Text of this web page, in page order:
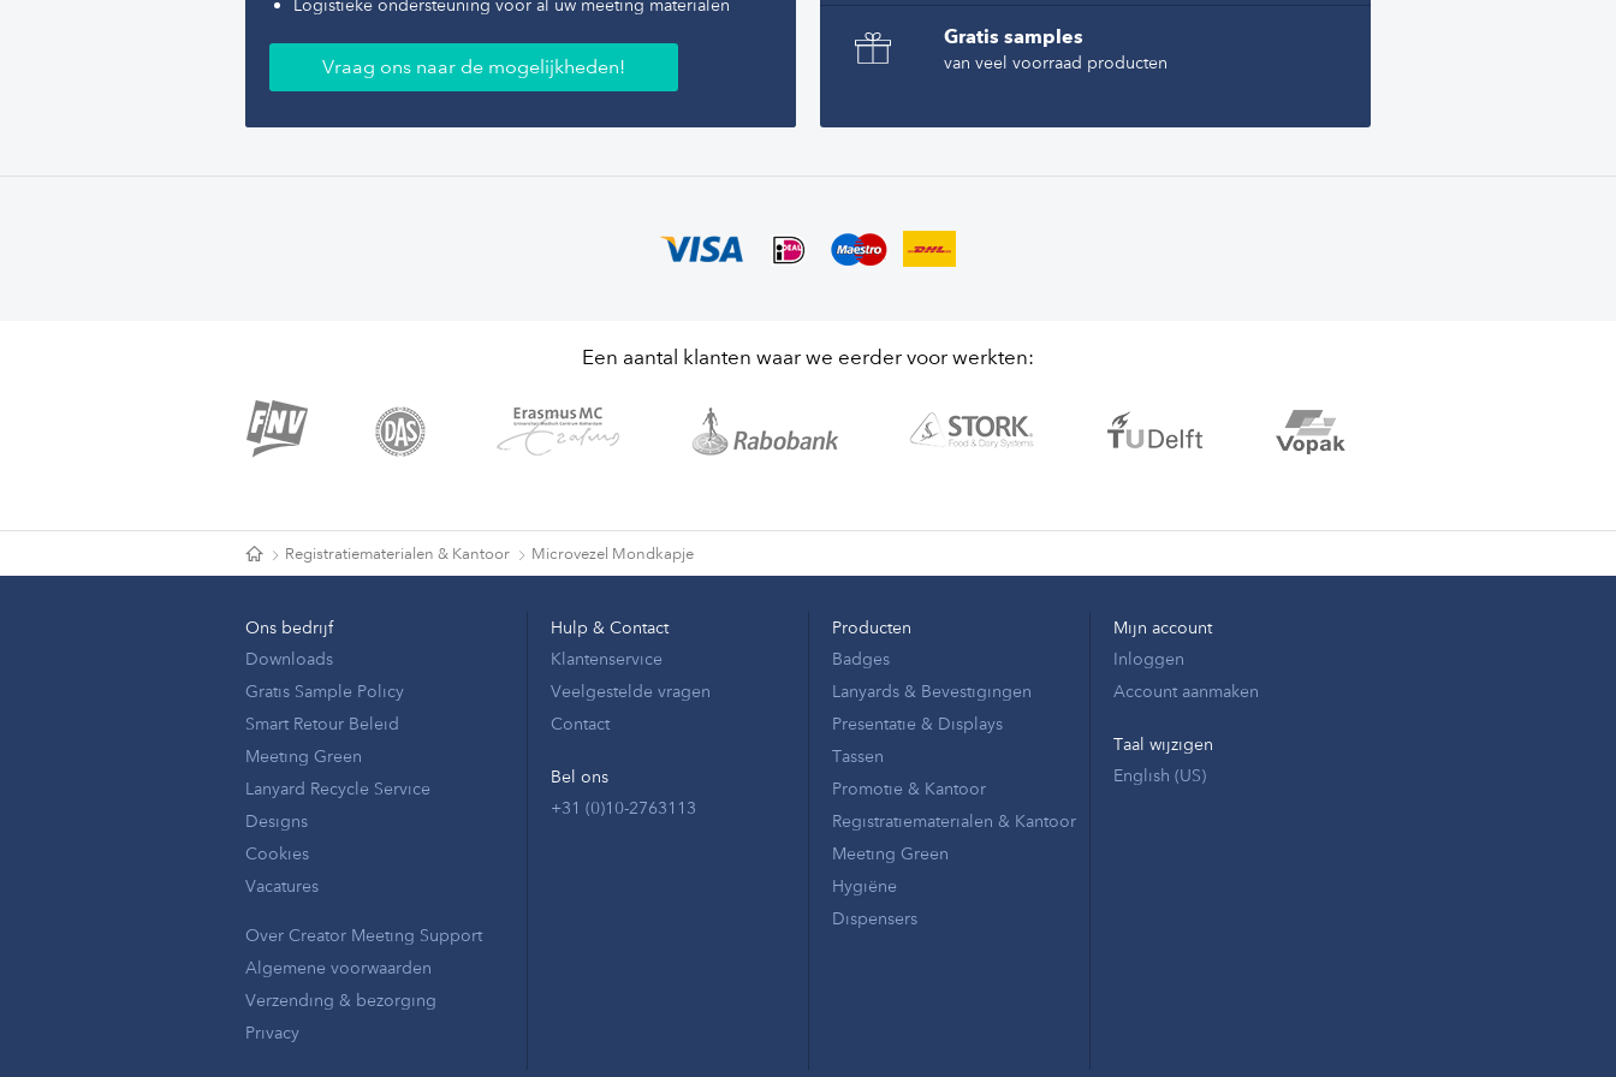
maximaal 60 °C.
Logistieke ondersteuning voor al uw meeting materialen
Vraag ons naar de mogelijkheden!
Gratis samples
van veel voorraad producten
Een aantal klanten waar we eerder voor werkten:
Registratiematerialen & Kantoor Microvezel Mondkapje
Ons bedrijf
Downloads
Gratis Sample Policy
Smart Retour Beleid
Meeting Green
Lanyard Recycle Service
Designs
Cookies
Vacatures
Over Creator Meeting Support
Algemene voorwaarden
Verzending & bezorging
Privacy
Hulp & Contact
Klantenservice
Veelgestelde vragen
Contact
Bel ons
+31 (0)10-2763113
Producten
Badges
Lanyards & Bevestigingen
Presentatie & Displays
Tassen
Promotie & Kantoor
Registratiematerialen & Kantoor
Meeting Green
Hygiëne
Dispensers
Mijn account
Inloggen
Account aanmaken
Taal wijzigen
English (US)